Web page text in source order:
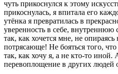
чуть прикоснулся к этому
прикоснулась, я впитала его
утёнка я превратилась в
уверенность в себе, внутреннюю
так, как хочется мне, не
потрясающе! Не бояться того,
так, как хочу я, а не кто-то иной.
перевоплощение в других